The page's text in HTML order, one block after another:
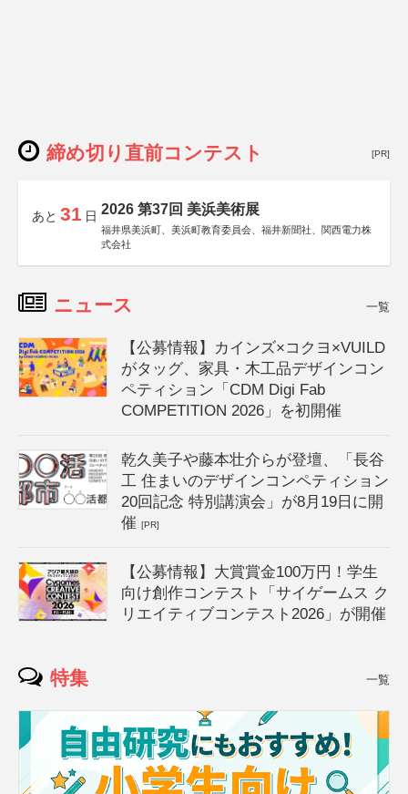
締め切り直前コンテスト [PR]
あと 31 日 2026 第37回 美浜美術展
福井県美浜町、美浜町教育委員会、福井新聞社、関西電力株
式会社
ニュース 一覧
【公募情報】カインズ×コクヨ×VUILD
がタッグ、家具・木工品デザインコン
ペティション「CDM Digi Fab
COMPETITION 2026」を初開催
乾久美子や藤本壮介らが登壇、「長谷
工 住まいのデザインコンペティション
20回記念 特別講演会」が8月19日に開
催[PR]
【公募情報】大賞賞金100万円！学生
向け創作コンテスト「サイゲームス ク
リエイティブコンテスト2026」が開催
特集 一覧